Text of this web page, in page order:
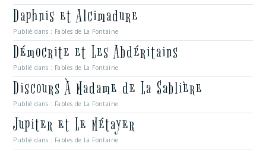
Daphnis et Alcimadure
Publié dans : Fables de La Fontaine
Démocrite et Les Abdéritains
Publié dans : Fables de La Fontaine
Discours À Madame de La Sablière
Publié dans : Fables de La Fontaine
Jupiter et Le Métayer
Publié dans : Fables de La Fontaine